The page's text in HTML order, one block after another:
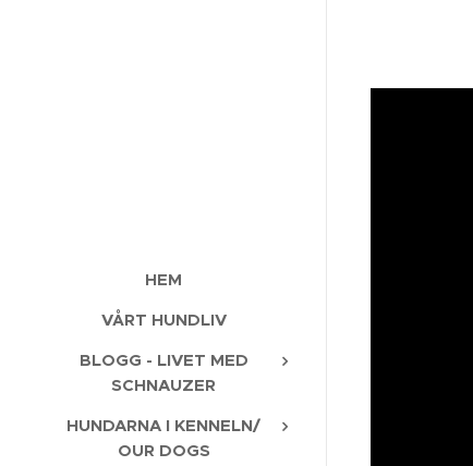
HEM
VÅRT HUNDLIV
BLOGG - LIVET MED
SCHNAUZER
HUNDARNA I KENNELN/
OUR DOGS